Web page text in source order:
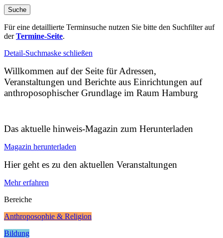
Für eine detaillierte Terminsuche nutzen Sie bitte den Suchfilter auf
derTermine-Seite.
Detail-Suchmaske schließen
Willkommen auf der Seite für Adressen,
Veranstaltungen und Berichte aus Einrichtungen auf
anthroposophischer Grundlage im Raum Hamburg
Das aktuelle hinweis-Magazin zum Herunterladen
Magazin herunterladen
Hier geht es zu den aktuellen Veranstaltungen
Mehr erfahren
Bereiche
Anthroposophie & Religion
Bildung